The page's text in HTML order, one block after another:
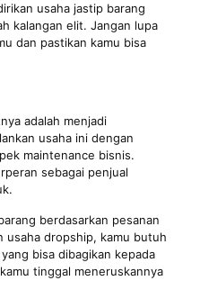
usaha jastip barang
kalangan elit. Jangan lupa
dan pastikan kamu bisa
adalah menjadi
usaha ini dengan
maintenance bisnis.
sebagai penjual
berdasarkan pesanan
usaha dropship, kamu butuh
bisa dibagikan kepada
tinggal meneruskannya